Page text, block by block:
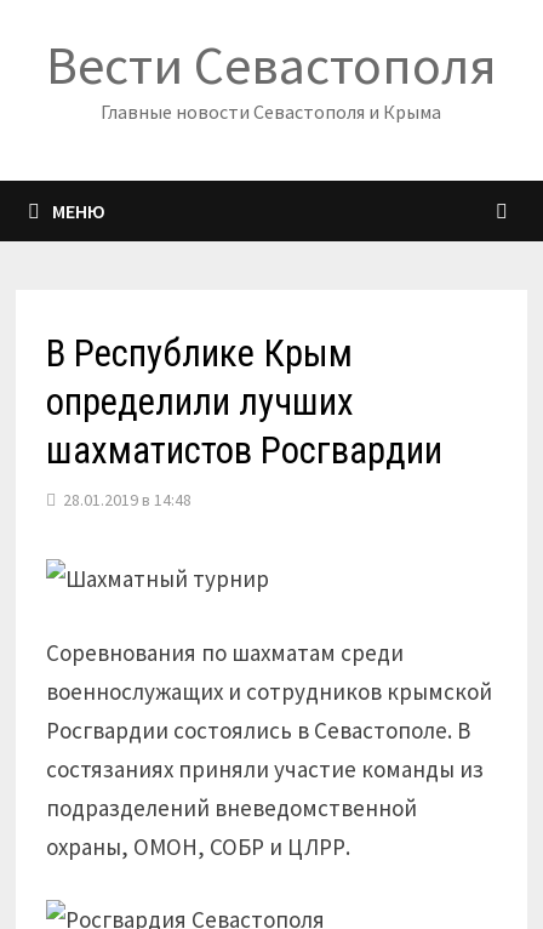
содержимому
Вести Севастополя
Главные новости Севастополя и Крыма
МЕНЮ
В Республике Крым
определили лучших
шахматистов Росгвардии
28.01.2019 в 14:48
Соревнования по шахматам среди
военнослужащих и сотрудников крымской
Росгвардии состоялись в Севастополе. В
состязаниях приняли участие команды из
подразделений вневедомственной
охраны, ОМОН, СОБР и ЦЛРР.